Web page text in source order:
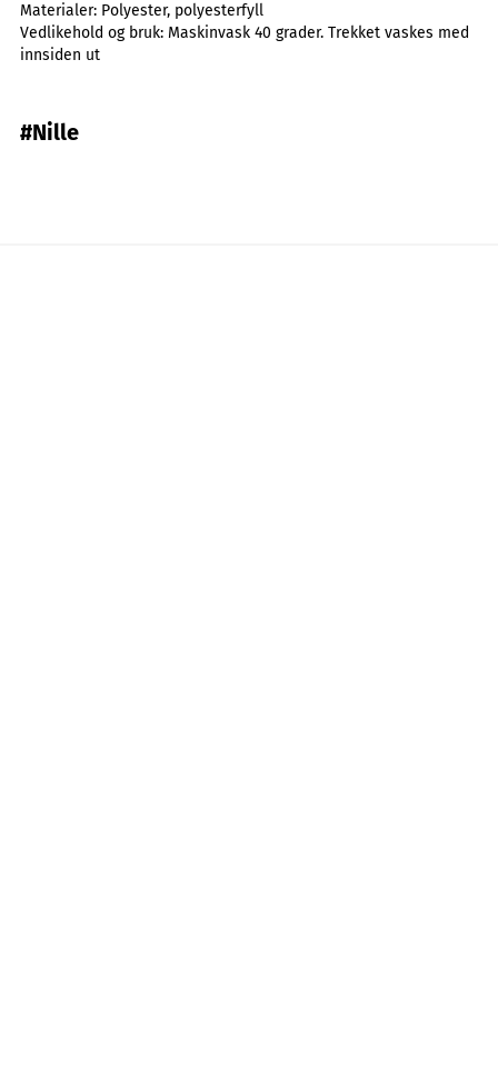
Materialer: Polyester, polyesterfyll
Vedlikehold og bruk: Maskinvask 40 grader. Trekket vaskes med
innsiden ut
#Nille